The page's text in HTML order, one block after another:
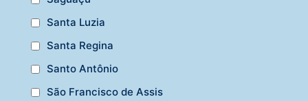
Santa Luzia
Santa Regina
Santo Antônio
São Francisco de Assis